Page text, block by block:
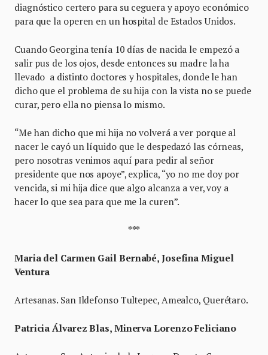
diagnóstico certero para su ceguera y apoyo económico
para que la operen en un hospital de Estados Unidos.
Cuando Georgina tenía 10 días de nacida le empezó a
salir pus de los ojos, desde entonces su madre la ha
llevado a distinto doctores y hospitales, donde le han
dicho que el problema de su hija con la vista no se puede
curar, pero ella no piensa lo mismo.
“Me han dicho que mi hija no volverá a ver porque al
nacer le cayó un líquido que le despedazó las córneas,
pero nosotras venimos aquí para pedir al señor
presidente que nos apoye”, explica, “yo no me doy por
vencida, si mi hija dice que algo alcanza a ver, voy a
hacer lo que sea para que me la curen”.
***
Maria del Carmen Gail Bernabé, Josefina Miguel
Ventura
Artesanas. San Ildefonso Tultepec, Amealco, Querétaro.
Patricia Álvarez Blas, Minerva Lorenzo Feliciano